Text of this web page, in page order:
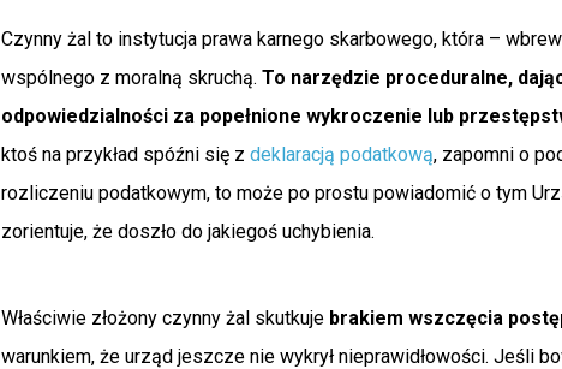
Czynny żal to instytucja prawa karnego skarbowego, która –
wspólnego z moralną skruchą. To narzędzie proceduralne,
odpowiedzialności za popełnione wykroczenie lub
ktoś na przykład spóźni się z deklaracją podatkową, zapomni o
rozliczeniu podatkowym, to może po prostu powiadomić o tym
zorientuje, że doszło do jakiegoś uchybienia.
Właściwie złożony czynny żal skutkuje brakiem wszczęcia
warunkiem, że urząd jeszcze nie wykrył nieprawidłowości. Jeśli